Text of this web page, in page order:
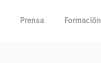
Prensa Formación